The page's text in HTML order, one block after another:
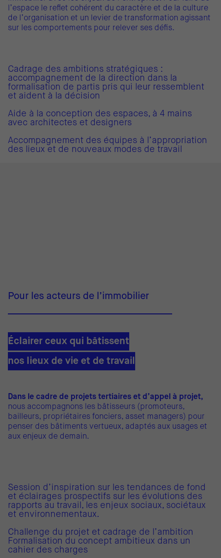
l’espace le reflet cohérent du caractère et de la culture
de l’organisation et un levier de transformation agissant
sur les comportements pour relever ses défis.
Cadrage des ambitions stratégiques :
accompagnement de la direction dans la
formalisation de partis pris qui leur ressemblent
et aident à la décision
Aide à la conception des espaces, à 4 mains
avec architectes et designers
Accompagnement des équipes à l’appropriation
des lieux et de nouveaux modes de travail
Pour les acteurs de l’immobilier
Éclairer ceux qui bâtissent
nos lieux de vie et de travail
Dans le cadre de projets tertiaires et d’appel à projet,
nous accompagnons les bâtisseurs (promoteurs,
bailleurs, propriétaires fonciers, asset managers) pour
penser des bâtiments vertueux, adaptés aux usages et
aux enjeux de demain.
Session d’inspiration sur les tendances de fond
et éclairages prospectifs sur les évolutions des
rapports au travail, les enjeux sociaux, sociétaux
et environnementaux.
Challenge du projet et cadrage de l’ambition
Formalisation du concept ambitieux dans un
cahier des charges